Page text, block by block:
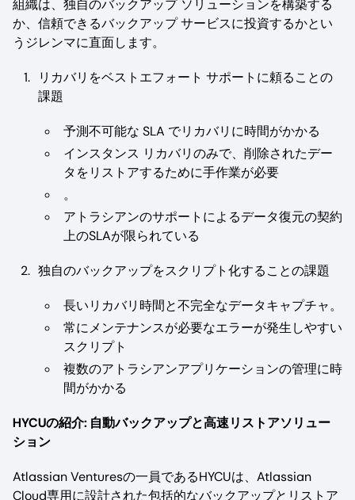
組織は、独自のバックアップ ソリューションを構築する
か、信頼できるバックアップ サービスに投資するかとい
うジレンマに直面します。
リカバリをベストエフォート サポートに頼ることの
課題
予測不可能な SLA でリカバリに時間がかかる
インスタンス リカバリのみで、削除されたデー
タをリストアするために手作業が必要
。
アトラシアンのサポートによるデータ復元の契約
上のSLAが限られている
独自のバックアップをスクリプト化することの課題
長いリカバリ時間と不完全なデータキャプチャ。
常にメンテナンスが必要なエラーが発生しやすい
スクリプト
複数のアトラシアンアプリケーションの管理に時
間がかかる
HYCUの紹介: 自動バックアップと高速リストアソリュー
ション
Atlassian Venturesの一員であるHYCUは、Atlassian
Cloud専用に設計された包括的なバックアップとリストア